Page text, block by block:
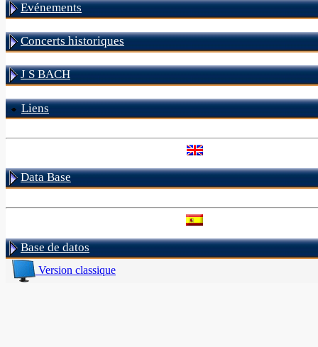
Evénements
Concerts historiques
J S BACH
Liens
Data Base
Base de datos
Version classique